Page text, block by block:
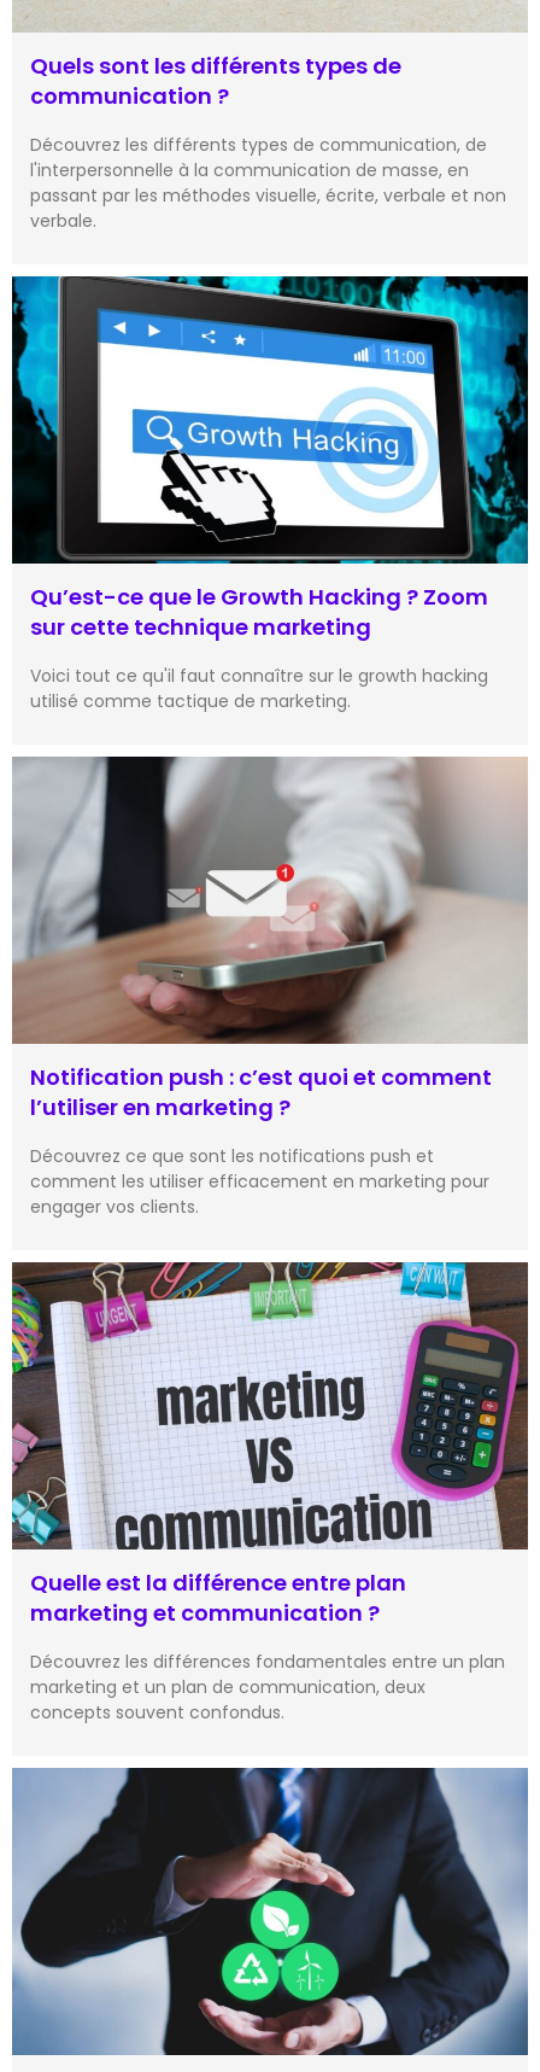
Quels sont les différents types de
communication ?
Découvrez les différents types de communication, de
l'interpersonnelle à la communication de masse, en
passant par les méthodes visuelle, écrite, verbale et non
verbale.
Qu’est-ce que le Growth Hacking ? Zoom
sur cette technique marketing
Voici tout ce qu'il faut connaître sur le growth hacking
utilisé comme tactique de marketing.
Notification push : c’est quoi et comment
l’utiliser en marketing ?
Découvrez ce que sont les notifications push et
comment les utiliser efficacement en marketing pour
engager vos clients.
Quelle est la différence entre plan
marketing et communication ?
Découvrez les différences fondamentales entre un plan
marketing et un plan de communication, deux
concepts souvent confondus.